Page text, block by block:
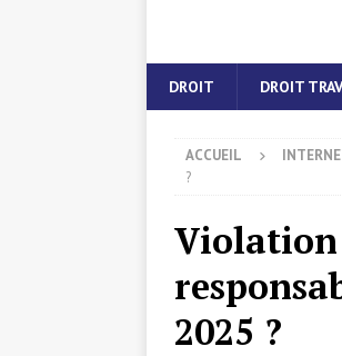
DROIT DROIT
ACCUEIL
?
Violation
2025 ?